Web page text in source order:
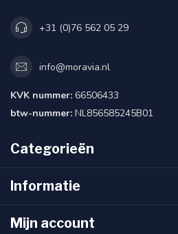
+31 (0)76 562 05 29
info@moravia.nl
KVK nummer: 66506433
btw-nummer: NL856585245B01
Categorieën
Informatie
Mijn account